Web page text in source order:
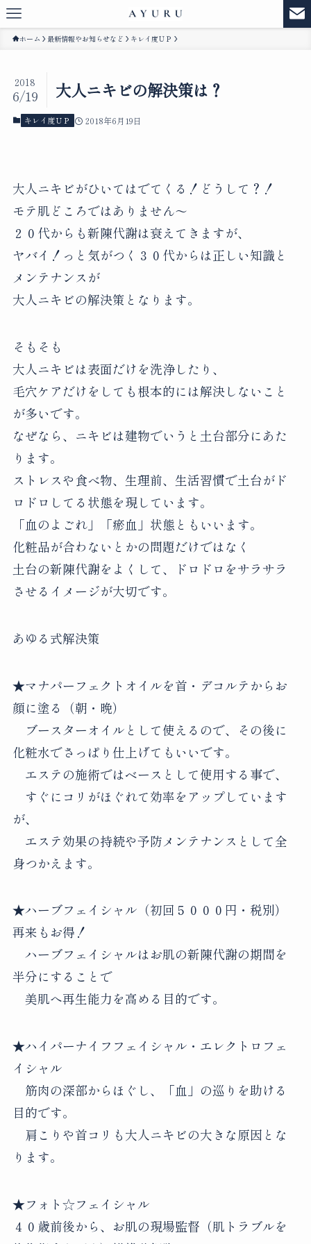
ホーム 最新情報やお知らせなど キレイ度ＵＰ
大人ニキビの解決策は？
2018
6/19
キレイ度ＵＰ 2018年6月19日
大人ニキビがひいてはでてくる！どうして？！
モテ肌どころではありません〜
２０代からも新陳代謝は衰えてきますが、
ヤバイ！っと気がつく３０代からは正しい知識と
メンテナンスが
大人ニキビの解決策となります。
そもそも
大人ニキビは表面だけを洗浄したり、
毛穴ケアだけをしても根本的には解決しないこと
が多いです。
なぜなら、ニキビは建物でいうと土台部分にあた
ります。
ストレスや食べ物、生理前、生活習慣で土台がド
ロドロしてる状態を現しています。
「血のよごれ」「瘀血」状態ともいいます。
化粧品が合わないとかの問題だけではなく
土台の新陳代謝をよくして、ドロドロをサラサラ
させるイメージが大切です。
あゆる式解決策
★マナパーフェクトオイルを首・デコルテからお
顔に塗る（朝・晩）
ブースターオイルとして使えるので、その後に
化粧水でさっぱり仕上げてもいいです。
エステの施術ではベースとして使用する事で、
すぐにコリがほぐれて効率をアップしています
が、
エステ効果の持続や予防メンテナンスとして全
身つかえます。
★ハーブフェイシャル（初回５０００円・税別）
再来もお得！
ハーブフェイシャルはお肌の新陳代謝の期間を
半分にすることで
美肌へ再生能力を高める目的です。
★ハイパーナイフフェイシャル・エレクトロフェ
イシャル
筋肉の深部からほぐし、「血」の巡りを助ける
目的です。
肩こりや首コリも大人ニキビの大きな原因とな
ります。
★フォト☆フェイシャル
４０歳前後から、お肌の現場監督（肌トラブルを